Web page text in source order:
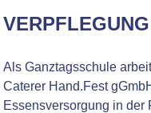
VERPFLEGUNG
Als Ganztagsschule
Caterer Hand.Fest
Essensversorgung in der